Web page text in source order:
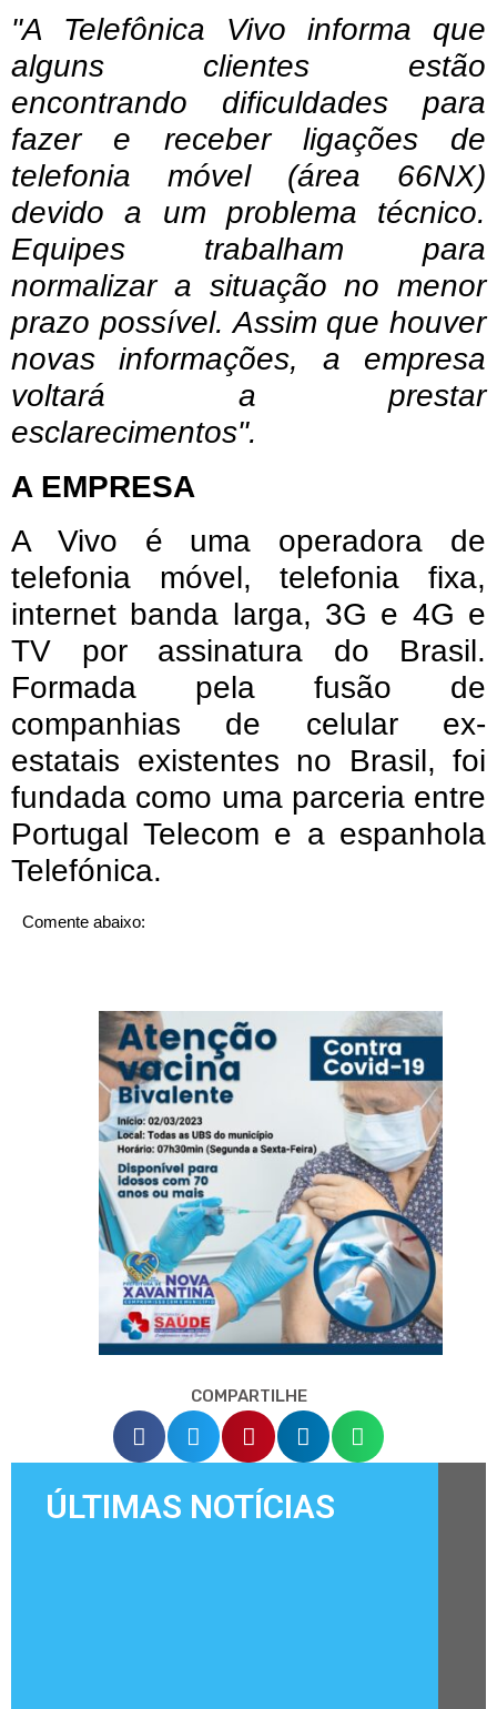
"A Telefônica Vivo informa que
alguns clientes estão
encontrando dificuldades para
fazer e receber ligações de
telefonia móvel (área 66NX)
devido a um problema técnico.
Equipes trabalham para
normalizar a situação no menor
prazo possível. Assim que houver
novas informações, a empresa
voltará a prestar
esclarecimentos".
A EMPRESA
A Vivo é uma operadora de
telefonia móvel, telefonia fixa,
internet banda larga, 3G e 4G e
TV por assinatura do Brasil.
Formada pela fusão de
companhias de celular ex-
estatais existentes no Brasil, foi
fundada como uma parceria entre
Portugal Telecom e a espanhola
Telefónica.
Comente abaixo:
COMPARTILHE
ÚLTIMAS NOTÍCIAS